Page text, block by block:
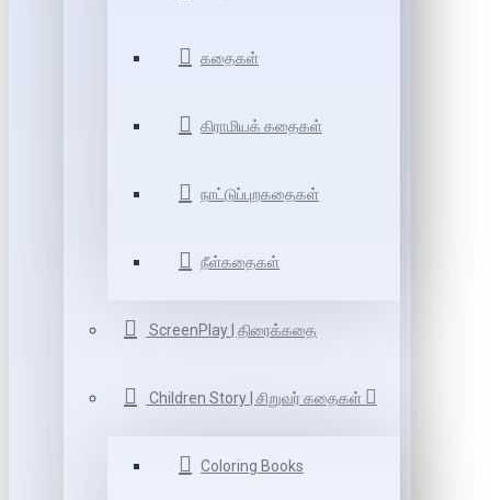
கதைகள்
கிராமியக் கதைகள்
நாட்டுப்புறகதைகள்
நீள்கதைகள்
ScreenPlay | திரைக்கதை
Children Story | சிறுவர் கதைகள்
Coloring Books